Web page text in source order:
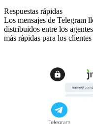
Respuestas rápidas
Los mensajes de Telegram
distribuidos entre los
más rápidas para los clientes